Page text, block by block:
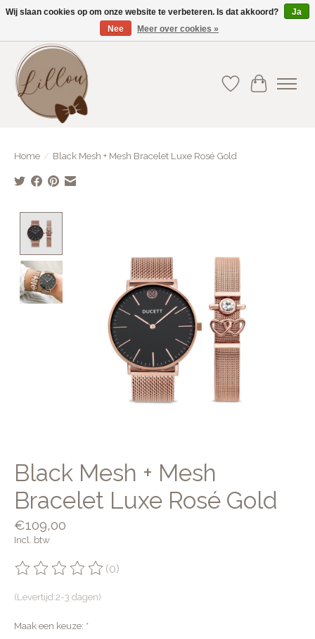
Gratis verzending vanaf €75(BE) en €100(NL)
Verlanglijst
Home / Black Mesh + Mesh Bracelet Luxe Rosé Gold
Black Mesh + Mesh
Bracelet Luxe Rosé Gold
€109,00
Incl. btw
De beoordeling van dit product is
(0)
(Levertijd:2-3 dagen)
Maak een keuze: *
Wij slaan cookies op om onze website te verbeteren. Is dat akkoord?
Ja
Nee
Meer over cookies »